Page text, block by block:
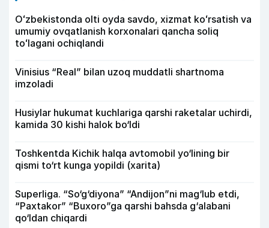
Oʻzbekistonda olti oyda savdo, xizmat koʻrsatish va
umumiy ovqatlanish korxonalari qancha soliq
toʻlagani ochiqlandi
Vinisius “Real” bilan uzoq muddatli shartnoma
imzoladi
Husiylar hukumat kuchlariga qarshi raketalar uchirdi,
kamida 30 kishi halok bo‘ldi
Toshkentda Kichik halqa avtomobil yo‘lining bir
qismi to‘rt kunga yopildi (xarita)
Superliga. “So‘g‘diyona” “Andijon”ni mag‘lub etdi,
“Paxtakor” “Buxoro”ga qarshi bahsda g‘alabani
qo‘ldan chiqardi